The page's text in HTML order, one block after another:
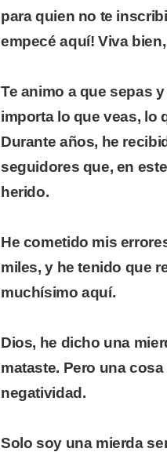
para quien no te
empecé aquí! Viva
Te animo a que sepas
importa lo que veas, lo
Durante años, he
seguidores que, en
herido.
He cometido mis
miles, y he tenido que
muchísimo aquí.
Dios, he dicho una
mataste. Pero una
negatividad.
Solo soy una mierda